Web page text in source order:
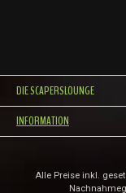
DIE SCAPERSLOUNGE
INFORMATION
Alle Preise inkl.